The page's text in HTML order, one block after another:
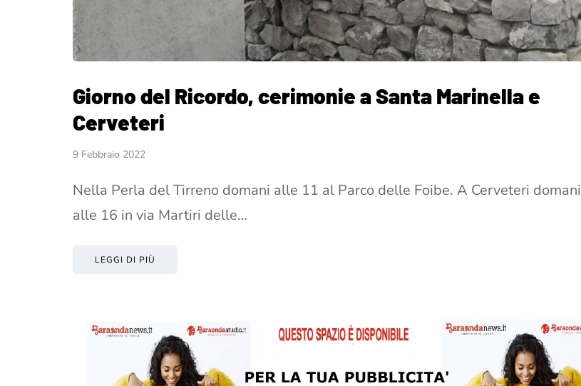
Giorno del Ricordo, cerimonie a Santa Marinella e
Cerveteri
9 Febbraio 2022
Nella Perla del Tirreno domani alle 11 al Parco delle Foibe. A Cerveteri domani
alle 16 in via Martiri delle…
LEGGI DI PIÙ